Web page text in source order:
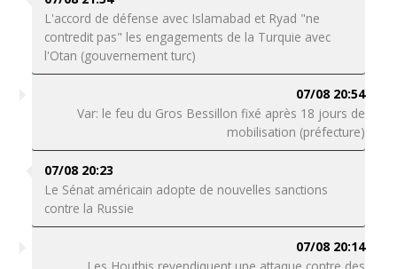
L'accord de défense avec Islamabad et Ryad "ne
contredit pas" les engagements de la Turquie avec
l'Otan (gouvernement turc)
07/08 20:54
Var: le feu du Gros Bessillon fixé après 18 jours de
mobilisation (préfecture)
07/08 20:23
Le Sénat américain adopte de nouvelles sanctions
contre la Russie
07/08 20:14